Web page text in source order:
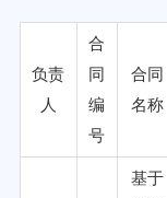
负责
人
合
同
编
号
合同
名称
基于